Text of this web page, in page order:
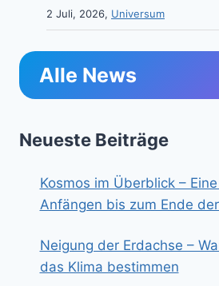
2 Juli, 2026, Universum
Alle News
Neueste Beiträge
Kosmos im Überblick –
Anfängen bis zum Ende
Neigung der Erdachse –
das Klima bestimmen